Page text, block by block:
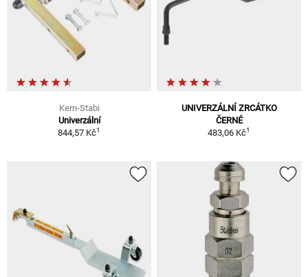
Kern-Stabi
Univerzální
844,57 Kč1
UNIVERZÁLNÍ ZRCÁTKO
ČERNÉ
483,06 Kč1